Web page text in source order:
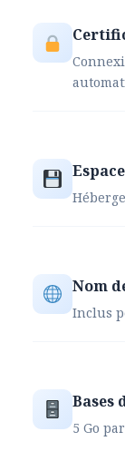
Nom
Inclus
Bases
5 Go